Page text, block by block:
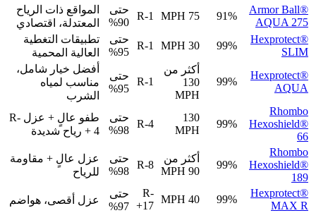
Armor Ball®
AQUA 275
91%
75 MPH
R-1
حتى
90%
المواقع ذات الرياح
المعتدلة، اقتصادي
Hexprotect®
SLIM
99%
30 MPH
R-1
حتى
95%
تطبيقات التغطية
العالية المحمية
Hexprotect®
AQUA
99%
أكثر من
130
MPH
R-1
حتى
95%
أفضل خيار شامل،
مناسب لمياه
الشرب
Rhombo
Hexoshield®
66
99%
130
MPH
R-4
حتى
98%
طفو عالٍ + عزل R-
4 + رياح شديدة
Rhombo
Hexoshield®
189
99%
أكثر من
90 MPH
R-8
حتى
98%
عزل عالٍ + مقاومة
للرياح
Hexprotect®
MAX R
99%
40 MPH
R-
17+
حتى
97%
عزل أقصى، هواضم